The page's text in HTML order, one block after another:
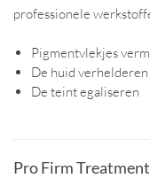
professionele
Pigmentvlekjes
De huid verhelderen
De teint egaliseren
Pro Firm Treatment